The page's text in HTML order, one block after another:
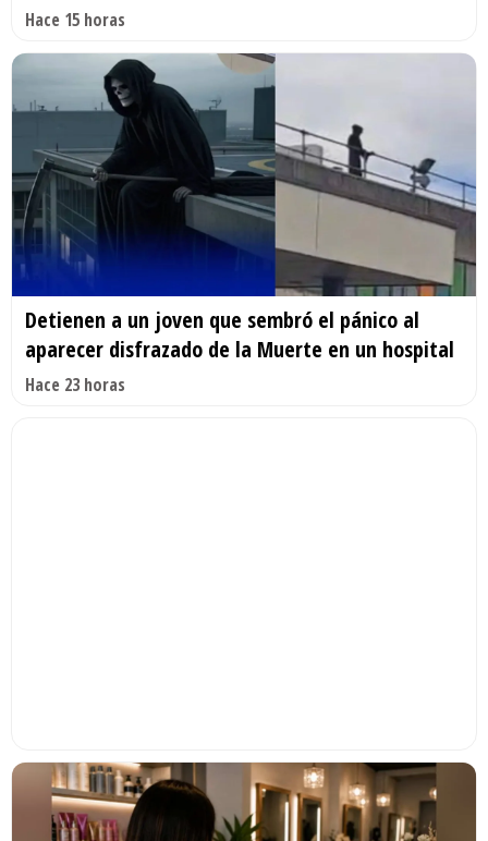
Hace 15 horas
Detienen a un joven que sembró el pánico al
aparecer disfrazado de la Muerte en un hospital
Hace 23 horas